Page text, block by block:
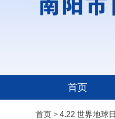
首页
首页 > 4.22 世界地球日